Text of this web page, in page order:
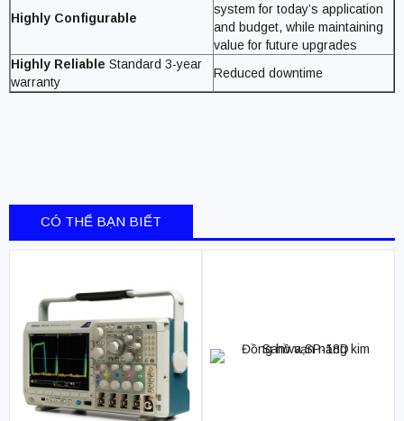
Highly Configurable
system for today’s application
and budget, while maintaining
value for future upgrades
Highly Reliable Standard 3-year
warranty
Reduced downtime
CÓ THỂ BẠN BIẾT